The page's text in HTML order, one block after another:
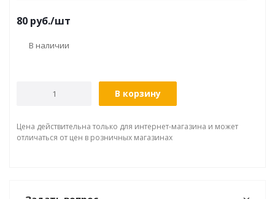
80 руб./шт
В наличии
В корзину
Цена действительна только для интернет-магазина и может
отличаться от цен в розничных магазинах